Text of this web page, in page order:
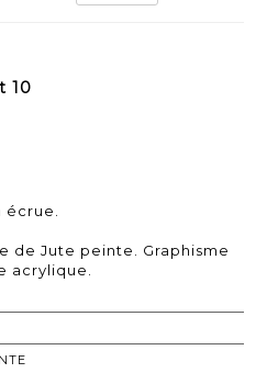
10
de Jute peinte. Graphisme
acrylique.